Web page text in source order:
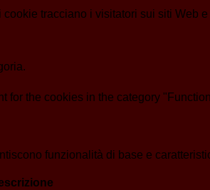
tracciano i visitatori sui siti Web
for the cookies in the category
funzionalità di base e